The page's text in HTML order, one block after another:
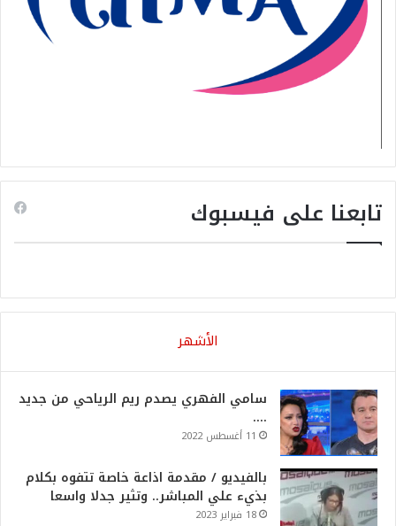
تابعنا على فيسبوك
الأشهر
سامي الفهري يصدم ريم الرياحي من جديد
….
11 أغسطس 2022
بالفيديو / مقدمة اذاعة خاصة تتفوه بكلام
بذيء علي المباشر.. وتثير جدلا واسعا
18 فبراير 2023